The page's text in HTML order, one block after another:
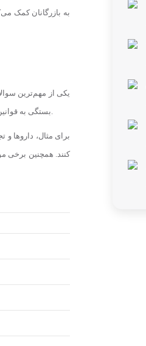
یکی از مهم‌ترین
بستگی به قوانین هر کشور دارد، اما به‌طور کلی کالاهایی که با سلامت انسان، محیط‌زیست یا امنیت عمومی مرتبط هستند، در این دسته قرار می‌گیرند.
برای مثال، داروها
کنند. همچنین برخی